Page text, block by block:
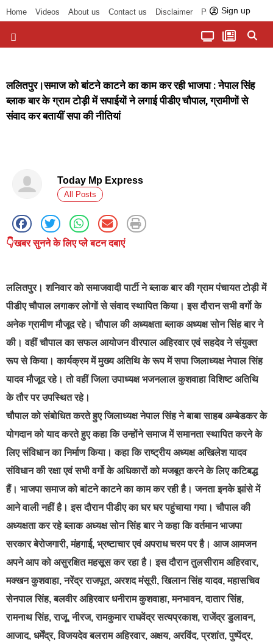
Home Videos About us Contact us Disclaimer Privacy Policy
Sign up
ललितपुर।समाज को बांटने काटने का काम कर रही भाजपा : नेपाल सिंह
ब्लाक बार के ग्राम टोड़ी में सपाईयों ने लगाई पीडीए चौपाल, ग्रामीणों से
संवाद कर बतायीं सपा की नीतियां
Today Mp Express
All Posts
👇खबर सुनने के लिए प्ले बटन दबाएं
ललितपुर। शनिवार को समाजवादी पार्टी ने ब्लाक बार की ग्राम पंचायत टोड़ी में
पीडीए चौपाल लगाकर लोगों से संवाद स्थापित किया। इस दौरान सभी वर्गो के
अनेक ग्रामीण मौजूद रहे। चौपाल की अध्यक्षता ब्लाक अध्यक्ष सोन सिंह बार ने
की। वहीं चौपाल का सफल आयोजन वीरपाल अहिरवार एवं सहदेव ने संयुक्त
रूप से किया। कार्यक्रम में मुख्य अतिथि के रूप में सपा जिलाध्यक्ष नेपाल सिंह
यादव मौजूद रहे। तो वहीं जिला उपाध्यक्ष भजनलाल कुशवाहा विशिष्ट अतिथि
के तौर पर उपस्थित रहे।
चौपाल को संबोधित करते हुए जिलाध्यक्ष नेपाल सिंह ने बाबा साहब अम्बेडकर के
योगदान को याद करते हुए कहा कि उन्होंने समाज में समानता स्थापित करने के
लिए संविधान का निर्माण किया। कहा कि राष्ट्रीय अध्यक्ष अखिलेश यादव
संविधान की रक्षा एवं सभी वर्गो के अधिकारों को मजबूत करने के लिए कटिबद्ध
हैं। भाजपा समाज को बांटने काटने का काम कर रही है। जनता इनके झांसे में
आने वाली नहीं है। इस दौरान पीडीए का घर घर पहुंचाया गया। चौपाल की
अध्यक्षता कर रहे ब्लाक अध्यक्ष सोन सिंह बार ने कहा कि वर्तमान भाजपा
सरकार बेरोजगारी, मंहगाई, भ्रष्टाचार एवं अपराध चरम पर है। आज आमजन
अपने आप को असुरक्षित महसूस कर रहा है। इस दौरान तुलसीराम अहिरवार,
मक्खन कुशवाहा, नरेंद्र राजपूत, अरशद मंसूरी, खिलान सिंह यादव, महासचिव
सेनपाल सिंह, बलवीर अहिरवार धनीराम कुशवाहा, मनभावन, दातार सिंह,
रामनाथ सिंह, राजू, नीरज, रामकुमार राघवेंद्र सत्यप्रकाश, राजेंद्र डुलावन,
आजाद, धर्मेंद्र, विजयदेव बलराम अहिरवार, अक्षय, अरविंद, प्रशांत, पुष्पेंद्र,